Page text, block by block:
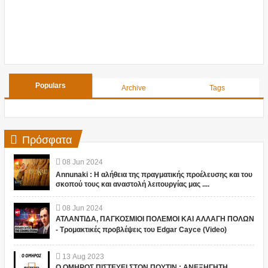
Populars Archive Tags
Πρόσφατα
08 Jun 2024
Annunaki : Η αλήθεια της πραγματικής προέλευσης και του
σκοπού τους και αναστολή λειτουργίας μας ....
08 Jun 2024
ΑΤΛΑΝΤΙΔΑ, ΠΑΓΚΟΣΜΙΟΙ ΠΟΛΕΜΟΙ ΚΑΙ ΑΛΛΑΓΗ ΠΟΛΩΝ
- Τρομακτικές προβλέψεις του Edgar Cayce (Video)
13 Aug 2023